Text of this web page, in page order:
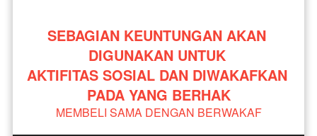
SEBAGIAN KEUNTUNGAN AKAN
DIGUNAKAN UNTUK
AKTIFITAS SOSIAL DAN DIWAKAFKAN
PADA YANG BERHAK
MEMBELI SAMA DENGAN BERWAKAF